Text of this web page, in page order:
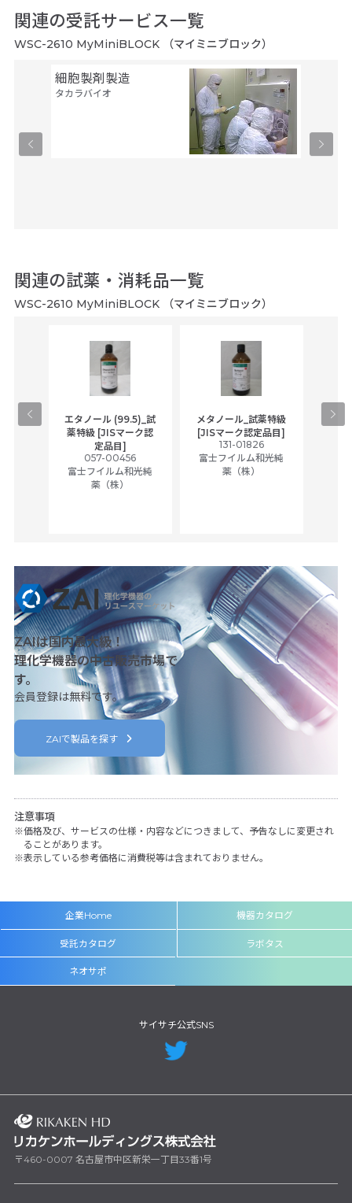
関連の受託サービス一覧
WSC-2610 MyMiniBLOCK （マイミニブロック）
細胞製剤製造
タカラバイオ
関連の試薬・消耗品一覧
WSC-2610 MyMiniBLOCK （マイミニブロック）
エタノール (99.5)_試
薬特級 [JISマーク認
定品目]
057-00456
富士フイルム和光純
薬（株）
メタノール_試薬特級
[JISマーク認定品目]
131-01826
富士フイルム和光純
薬（株）
ア
ZAIは国内最大級！
理化学機器の中古販売市場で
す。
会員登録は無料です。
ZAIで製品を探す
注意事項
価格及び、サービスの仕様・内容などにつきまして、予告なしに変更され
ることがあります。
表示している参考価格に消費税等は含まれておりません。
企業Home 機器カタログ
受託カタログ ラボタス
ネオサポ
サイサチ公式SNS
〒460-0007 名古屋市中区新栄一丁目33番1号